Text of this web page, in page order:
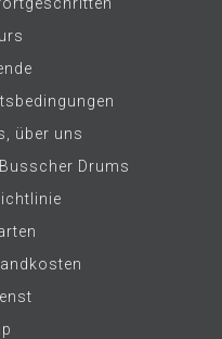
über uns
Drums